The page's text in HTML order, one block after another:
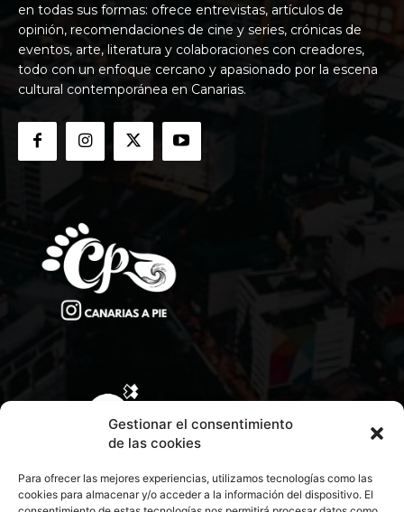
Gestionar el consentimiento
de las cookies
Para ofrecer las mejores experiencias, utilizamos tecnologías como las
cookies para almacenar y/o acceder a la información del dispositivo. El
en todas sus formas: ofrece entrevistas, artículos de
opinión, recomendaciones de cine y series, crónicas de
eventos, arte, literatura y colaboraciones con creadores,
todo con un enfoque cercano y apasionado por la escena
cultural contemporánea en Canarias.